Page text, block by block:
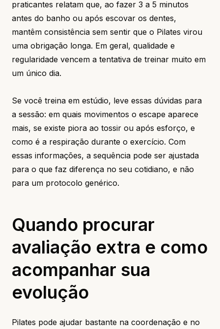
praticantes relatam que, ao fazer 3 a 5 minutos
antes do banho ou após escovar os dentes,
mantêm consistência sem sentir que o Pilates virou
uma obrigação longa. Em geral, qualidade e
regularidade vencem a tentativa de treinar muito em
um único dia.
Se você treina em estúdio, leve essas dúvidas para
a sessão: em quais movimentos o escape aparece
mais, se existe piora ao tossir ou após esforço, e
como é a respiração durante o exercício. Com
essas informações, a sequência pode ser ajustada
para o que faz diferença no seu cotidiano, e não
para um protocolo genérico.
Quando procurar
avaliação extra e como
acompanhar sua
evolução
Pilates pode ajudar bastante na coordenação e no